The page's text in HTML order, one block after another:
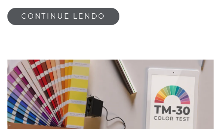
CONTINUE LENDO